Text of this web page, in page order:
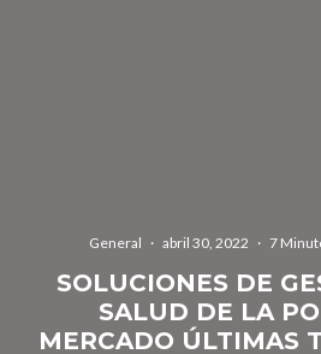
General · abril 30, 2022 · 7
SOLUCIONES DE
SALUD DE LA
MERCADO ÚLTIMAS